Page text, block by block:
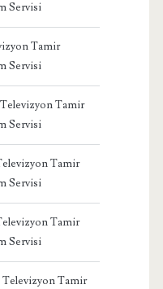
Servisi
Tamir
Servisi
Tamir
Servisi
Tamir
Servisi
Tamir
Servisi
Televizyon Tamir